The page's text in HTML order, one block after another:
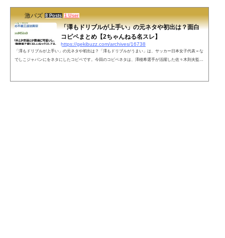
激バズ 8 Posts 1 User
「澤もドリブルが上手い」の元ネタや初出は？面白
コピペまとめ【2ちゃんねる名スレ】
https://gekibuzz.com/archives/16738
「澤もドリブルが上手い」の元ネタや初出は？「澤もドリブルがうまい」は、サッカー日本女子代表＝な
でしこジャパンにをネタにしたコピペです。今回のコピペネタは、澤穂希選手が活躍した佐々木則夫監督